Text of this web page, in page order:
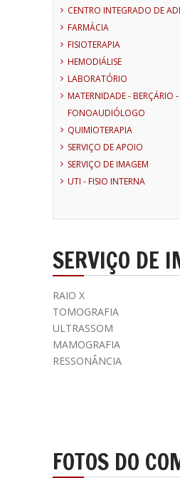
CENTRO INTEGRADO DE
FARMÁCIA
FISIOTERAPIA
HEMODIÁLISE
LABORATÓRIO
MATERNIDADE - BERÇÁRIO -
FONOAUDIÓLOGO
QUIMIOTERAPIA
SERVIÇO DE APOIO
SERVIÇO DE IMAGEM
UTI - FISIO INTERNA
SERVIÇO DE
RAIO X
TOMOGRAFIA
ULTRASSOM
MAMOGRAFIA
RESSONÂNCIA
FOTOS DO